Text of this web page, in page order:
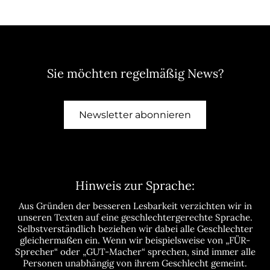
Sie möchten regelmäßig News?
Newsletter abonnieren
Hinweis zur Sprache:
Aus Gründen der besseren Lesbarkeit verzichten wir in
unseren Texten auf eine geschlechtergerechte Sprache.
Selbstverständlich beziehen wir dabei alle Geschlechter
gleichermaßen ein. Wenn wir beispielsweise von „FÜR-
Sprecher“ oder „GUT-Macher“ sprechen, sind immer alle
Personen unabhängig von ihrem Geschlecht gemeint.